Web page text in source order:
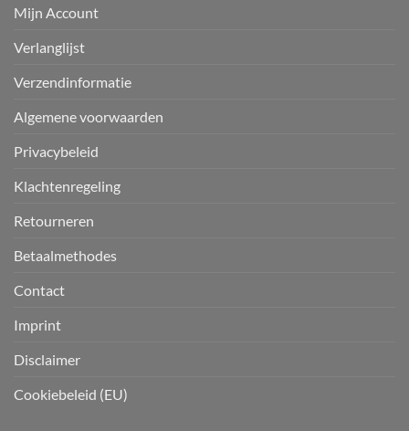
Mijn Account
Verlanglijst
Verzendinformatie
Algemene voorwaarden
Privacybeleid
Klachtenregeling
Retourneren
Betaalmethodes
Contact
Imprint
Disclaimer
Cookiebeleid (EU)